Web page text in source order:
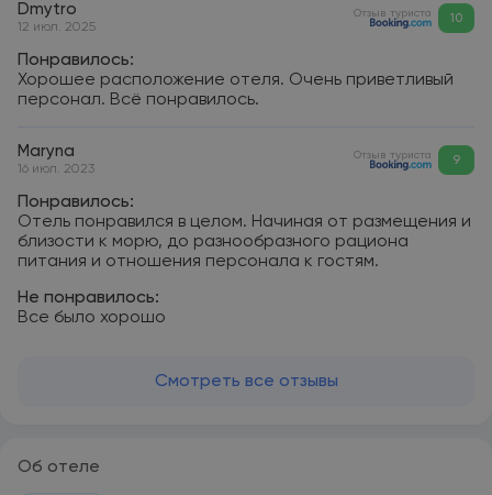
Dmytro
12 июл. 2025
Отзыв туриста 10
Понравилось:
Хорошее расположение отеля. Очень приветливый
персонал. Всё понравилось.
Maryna
16 июл. 2023
Отзыв туриста 9
Понравилось:
Отель понравился в целом. Начиная от размещения и
близости к морю, до разнообразного рациона
питания и отношения персонала к гостям.
Не понравилось:
Все было хорошо
Смотреть все отзывы
Об отеле